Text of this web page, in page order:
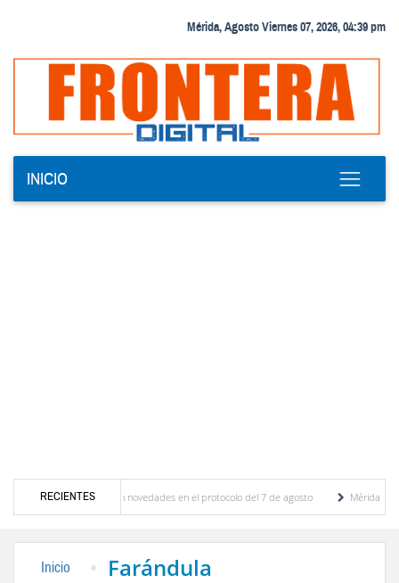
Mérida, Agosto Viernes 07, 2026, 04:39 pm
INICIO
RECIENTES
y se conocieron novedades en el protocolo del 7 de agosto
Mérida territorio
Inicio Farándula